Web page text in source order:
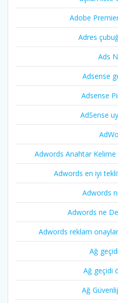
Adobe
Adres
Ads
Adsense
Adsense
AdSense
Adwords Anahtar Kelime
Adwords en iyi
Adwords
Adwords ne
Adwords reklam
Ağ
Ağ geçidi
Ağ